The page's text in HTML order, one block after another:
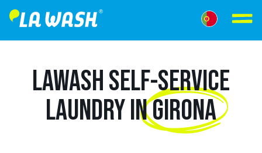
LAWASH SELF-SERVICE
LAUNDRY INGIRONA